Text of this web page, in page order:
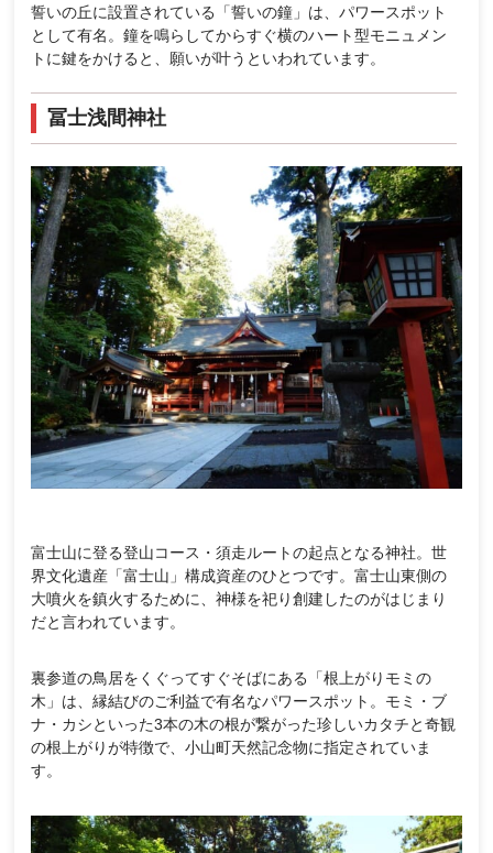
誓いの丘に設置されている「誓いの鐘」は、パワースポット
として有名。鐘を鳴らしてからすぐ横のハート型モニュメン
トに鍵をかけると、願いが叶うといわれています。
冨士浅間神社
富士山に登る登山コース・須走ルートの起点となる神社。世
界文化遺産「富士山」構成資産のひとつです。富士山東側の
大噴火を鎮火するために、神様を祀り創建したのがはじまり
だと言われています。
裏参道の鳥居をくぐってすぐそばにある「根上がりモミの
木」は、縁結びのご利益で有名なパワースポット。モミ・ブ
ナ・カシといった3本の木の根が繋がった珍しいカタチと奇観
の根上がりが特徴で、小山町天然記念物に指定されていま
す。